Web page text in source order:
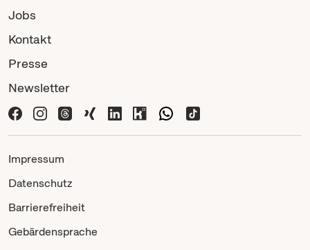
Jobs
Kontakt
Presse
Newsletter
Impressum
Datenschutz
Barrierefreiheit
Gebärdensprache